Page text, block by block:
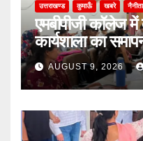
उत्तराखण्ड कुमाऊँ खबरे
एमबीपीजी कॉलेज में
कार्यशाला का
AUGUST 9, 2026